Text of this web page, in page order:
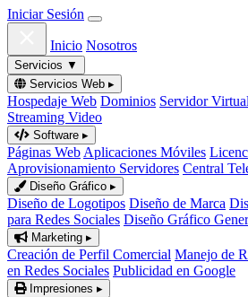
Iniciar Sesión
Inicio Nosotros
Servicios ▼
Servicios Web ▸
Hospedaje Web Dominios Servidor Virtual
Streaming Video
Software ▸
Páginas Web Aplicaciones Móviles
Aprovisionamiento Servidores Central
Diseño Gráfico ▸
Diseño de Logotipos Diseño de Marca
para Redes Sociales Diseño Gráfico
Marketing ▸
Creación de Perfil Comercial Manejo de
en Redes Sociales Publicidad en Google
Impresiones ▸